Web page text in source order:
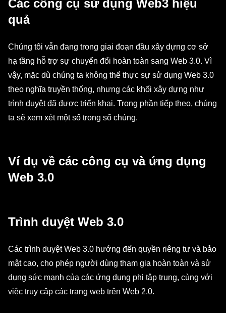
Các công cụ sử dụng Web3 hiệu
quả
Chúng tôi vẫn đang trong giai đoạn đầu xây dựng cơ sở
hạ tầng hỗ trợ sự chuyển đổi hoàn toàn sang Web 3.0. Vì
vậy, mặc dù chúng ta không thể thực sự sử dụng Web 3.0
theo nghĩa truyền thống, nhưng các khối xây dựng như
trình duyệt đã được triển khai. Trong phần tiếp theo, chúng
ta sẽ xem xét một số trong số chúng.
Ví dụ về các công cụ và ứng dụng
Web 3.0
Trình duyệt Web 3.0
Các trình duyệt Web 3.0 hướng đến quyền riêng tư và bảo
mật cao, cho phép người dùng tham gia hoàn toàn và sử
dụng sức mạnh của các ứng dụng phi tập trung, cùng với
việc truy cập các trang web trên Web 2.0.